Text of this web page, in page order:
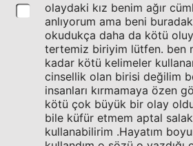
olaydaki kız benim ağır
anlıyorum ama beni
okudukça daha da kötü
tertemiz biriyim lütfen. ben
kadar kötü kelimeler
cinsellik olan birisi değilim
insanları kırmamaya özen
kötü çok büyük bir olay
bile küfür etmem aptal
kullanabilirim .Hayatım